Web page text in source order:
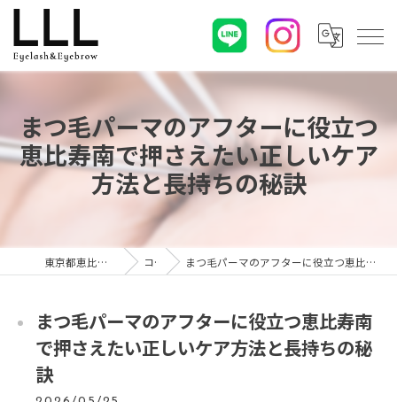
まつ毛パーマのアフターに役立つ
恵比寿南で押さえたい正しいケア
方法と長持ちの秘訣
東京都恵比寿のマツエクならLLL コラム まつ毛パーマのアフターに役立つ恵比寿南で押さえたい正しいケア方法と長持ちの秘訣
まつ毛パーマのアフターに役立つ恵比寿南
で押さえたい正しいケア方法と長持ちの秘
訣